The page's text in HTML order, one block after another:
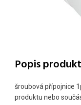
Popis
šroubová přípojnice
produktu nebo